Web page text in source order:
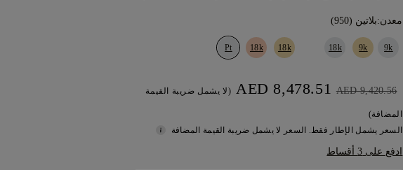
معدن:بلاتين (950)
9k
9k
18k
18k
18k
Pt
AED 9,420.56 (لا يشمل ضريبة القيمة
المضافة)
السعر يشمل الإطار فقط. السعر لا يشمل ضريبة القيمة المضافة
ادفع على 3 أقساط